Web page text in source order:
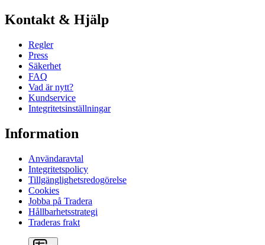
Kontakt & Hjälp
Regler
Press
Säkerhet
FAQ
Vad är nytt?
Kundservice
Integritetsinställningar
Information
Användaravtal
Integritetspolicy
Tillgänglighetsredogörelse
Cookies
Jobba på Tradera
Hållbarhetsstrategi
Traderas frakt